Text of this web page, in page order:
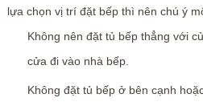
lựa chọn vị trí đặt bếp thì nên chú ý
Không nên đặt tủ bếp thẳng với
cửa đi vào nhà bếp.
Không đặt tủ bếp ở bên cạnh